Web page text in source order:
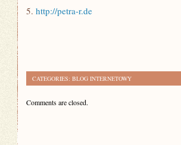
5. http://petra-r.de
CATEGORIES: BLOG INTERNETOWY
Comments are closed.